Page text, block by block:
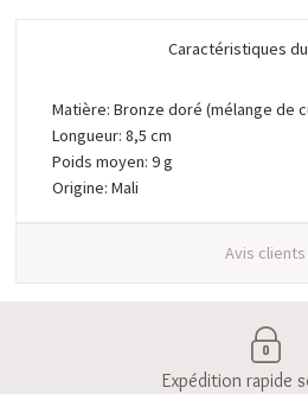
Caractéristiques
Matière: Bronze doré (mélange de
Longueur: 8,5 cm
Poids moyen: 9 g
Origine: Mali
Avis clients
Expédition rapide